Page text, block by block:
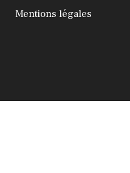
Mentions légales